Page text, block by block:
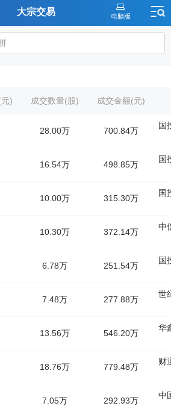
大宗交易
) 成交数量(股) 成交金额(元)
28.00万 700.84万
国
16.54万 498.85万
国
10.00万 315.30万
国
10.30万 372.14万
中
6.78万 251.54万
国
7.48万 277.88万
世
13.56万 546.20万
华
18.76万 779.48万
财
7.05万 292.93万
中